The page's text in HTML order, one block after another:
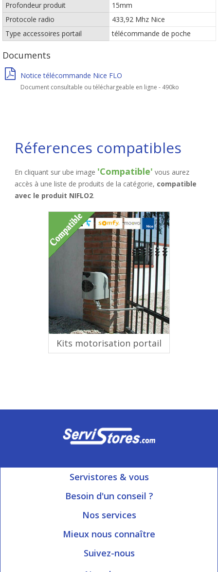
Profondeur produit
15mm
Protocole radio
433,92 Mhz Nice
Type accessoires portail
télécommande de poche
Documents
Notice télécommande Nice FLO
Document consultable ou téléchargeable en ligne - 490ko
Réferences compatibles
En cliquant sur ube image 'Compatible' vous aurez
accès à une liste de produits de la catégorie, compatible
avec le produit NIFLO2.
Kits motorisation portail
Servistores & vous
Mon compte
Besoin d'un conseil ?
Ouvert du Lundi au Vendredi
Nos services
Informations livraison
Blog Servistores
Plan du site
Mieux nous connaître
Qui sommes-nous?
Suivez-nous